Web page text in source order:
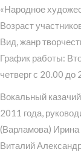
«Народное
Возраст
Вид, жанр
График работы:
четверг с 20.00 до
Вокальный
2011 года,
(Варламова) Ирина
Виталий